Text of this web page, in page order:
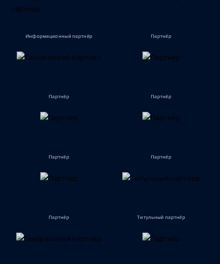
Информационный партнёр Партнёр
Партнёр Партнёр
Партнёр Партнёр
Партнёр Титульный партнёр